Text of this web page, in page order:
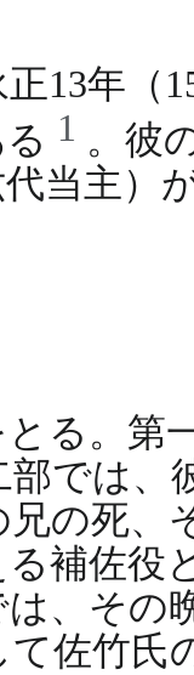
13年（
1 。彼
当主）
る。第
では
兄の死
補佐役
、その
佐竹氏